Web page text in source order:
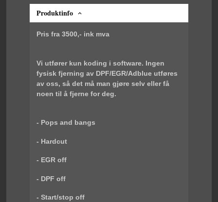
Produktinfo
Pris fra 3500,- ink mva
Vi utfører kun koding i software. Ingen
fysisk fjerning av DPF/EGR/Adblue utføres
av oss, så det må man gjøre selv eller få
noen til å fjerne for deg.
- Pops and bangs
- Hardcut
- EGR off
- DPF off
- Start/stop off